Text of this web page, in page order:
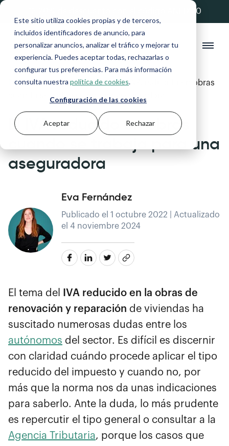
Este sitio utiliza cookies propias y de terceros,
incluidos identificadores de anuncio, para
personalizar anuncios, analizar el tráfico y mejorar tu
experiencia. Puedes aceptar todas, rechazarlas o
configurar tus preferencias. Para más información
consulta nuestra política de cookies.
Configuración de las cookies
Aceptar Rechazar
💚 20% de descuento con el código ANFIX20
Blog >Autónomos y Pymes >El IVA reducido en obras
cuando se trabaja para una aseguradora
El IVA reducido en obras
cuando se trabaja para una
aseguradora
Eva Fernández
Publicado el 1 octubre 2022 | Actualizado
el 4 noviembre 2024
El tema del
IVA reducido en la obras de
renovación y reparación de viviendas ha
suscitado numerosas dudas entre los
autónomos del sector. Es difícil es discernir
con claridad cuándo procede aplicar el tipo
reducido del impuesto y cuando no, por
más que la norma nos da unas indicaciones
para saberlo. Ante la duda, lo más prudente
es repercutir el tipo general o consultar a la
Agencia Tributaria, porque los casos que